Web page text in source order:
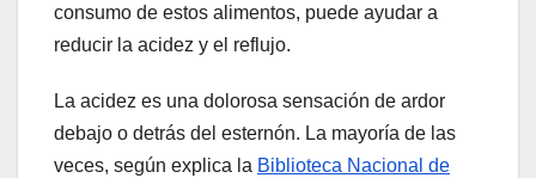
consumo de estos alimentos, puede ayudar a
reducir la acidez y el reflujo.
La acidez es una dolorosa sensación de ardor
debajo o detrás del esternón. La mayoría de las
veces, según explica la Biblioteca Nacional de